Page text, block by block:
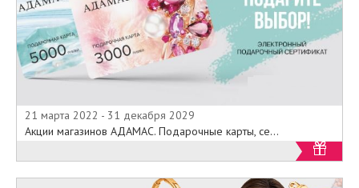
21 марта 2022 - 31 декабря 2029
Акции магазинов АДАМАС. Подарочные карты, се...